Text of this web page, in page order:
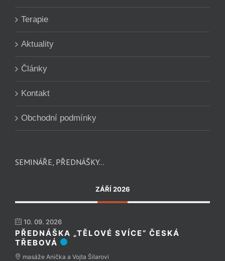
Terapie
Aktuality
Články
Kontakt
Obchodní podmínky
SEMINÁŘE, PŘEDNÁŠKY…
ZÁŘÍ 2026
10. 09. 2026
PŘEDNÁŠKA „TĚLOVÉ SVÍCE“ ČESKÁ
TŘEBOVÁ
masáže Anička a Vojta Šilarovi